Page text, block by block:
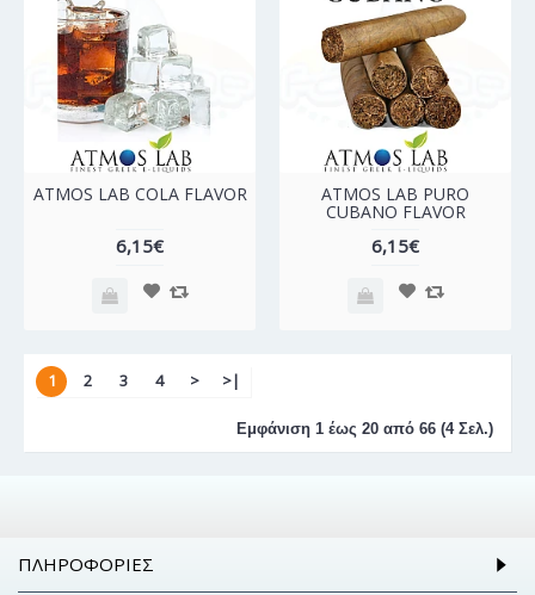
ATMOS LAB COLA FLAVOR
6,15€
ATMOS LAB PURO
CUBANO FLAVOR
6,15€
1 2 3 4 > >|
Εμφάνιση 1 έως 20 από 66 (4 Σελ.)
ΠΛΗΡΟΦΟΡΊΕΣ